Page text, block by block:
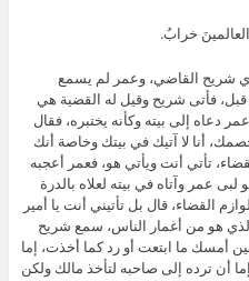
خرابُ.
أي شريح القاضي، وعمر لم يسمع
فأتى شريح وقيل له القضية هي
دعاه إلى بيته وكأنه يختبره، فقال
أنا لا آتيك في بيتك وخاصة أنك
تأتي أنت ويأتي هو، فعمر أعجبه
عمر وآتاه في بيته لعلاه بالدرة
القضاء، قال بل تأتيني أنت يا أمير
هو من أغمار الناس، سمع شريح
أمسك ما ابتعت أو رد كما أخذت، إما
أن ترده إلى صاحبه لتأخذ مالك ولكن